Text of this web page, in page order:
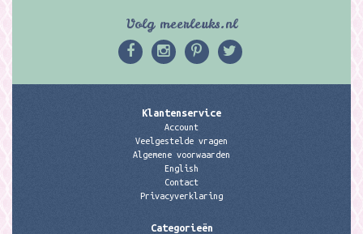
Volg meerleuks.nl
Klantenservice
Account
Veelgestelde vragen
Algemene voorwaarden
English
Contact
Privacyverklaring
Categorieën